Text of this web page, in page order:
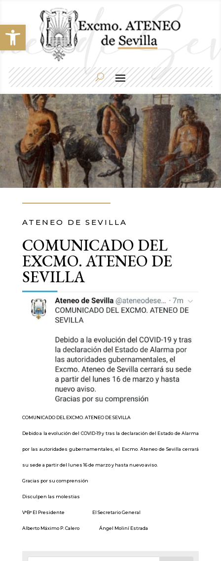
Abrir barra de herramientas
ATENEO DE SEVILLA
COMUNICADO DEL
EXCMO. ATENEO DE
SEVILLA
COMUNICADO DEL EXCMO. ATENEO DE SEVILLA
Debido a la evolución del COVID-19 y tras la declaración del Estado de Alarma
por las autoridades gubernamentales, el Excmo. Ateneo de Sevilla cerrará
su sede a partir del lunes 16 de marzo y hasta nuevo aviso.
Gracias por su comprensión
Disculpen las molestias
V°B° El Presidente El Secretario General
Alberto Máximo P. Calero Ángel Moliní Estrada